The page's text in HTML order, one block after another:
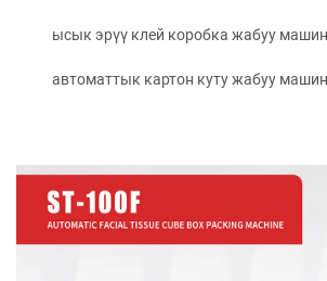
ысык эрүү клей коробка жабуу
автоматтык картон куту жабуу